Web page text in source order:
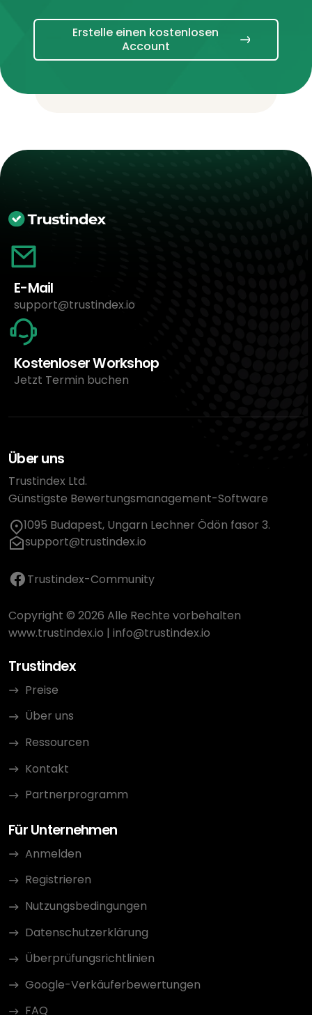
Erstelle einen kostenlosen
Account
E-Mail
support@trustindex.io
Kostenloser Workshop
Jetzt Termin buchen
Über uns
Trustindex Ltd.
Günstigste Bewertungsmanagement-Software
1095 Budapest, Ungarn Lechner Ödön fasor 3.
support@trustindex.io
Trustindex-Community
Copyright © 2026 Alle Rechte vorbehalten
www.trustindex.io | info@trustindex.io
Trustindex
Preise
Über uns
Ressourcen
Kontakt
Partnerprogramm
Für Unternehmen
Anmelden
Registrieren
Nutzungsbedingungen
Datenschutzerklärung
Überprüfungsrichtlinien
Google-Verkäuferbewertungen
FAQ